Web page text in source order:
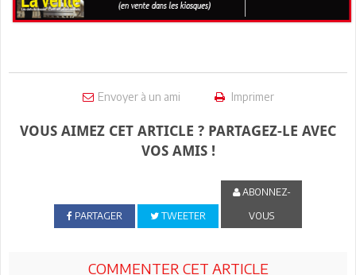
Envoyer à un ami Imprimer
VOUS AIMEZ CET ARTICLE ? PARTAGEZ-LE AVEC
VOS AMIS !
PARTAGER TWEETER
ABONNEZ-
VOUS
COMMENTER CET ARTICLE